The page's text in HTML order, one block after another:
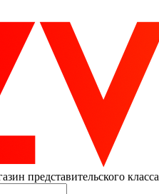
представительского класса